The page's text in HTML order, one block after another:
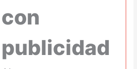
con
publicidad